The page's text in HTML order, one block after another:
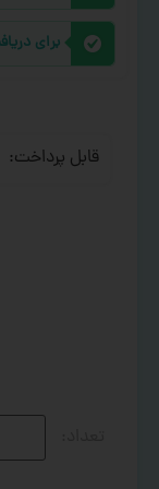
برای
قابل پرداخت: